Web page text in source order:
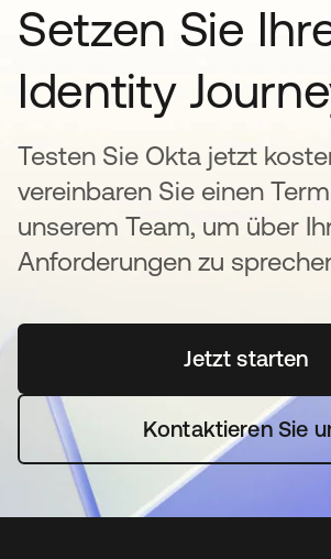
Setzen Sie
Identity
Testen Sie Okta jetzt
vereinbaren Sie einen
unserem Team, um über
Anforderungen zu
Jetzt starten
wird in
Kontaktieren Sie